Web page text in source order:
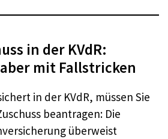
in der KVdR:
mit Fallstricken
in der KVdR, müssen Sie
beantragen: Die
überweist